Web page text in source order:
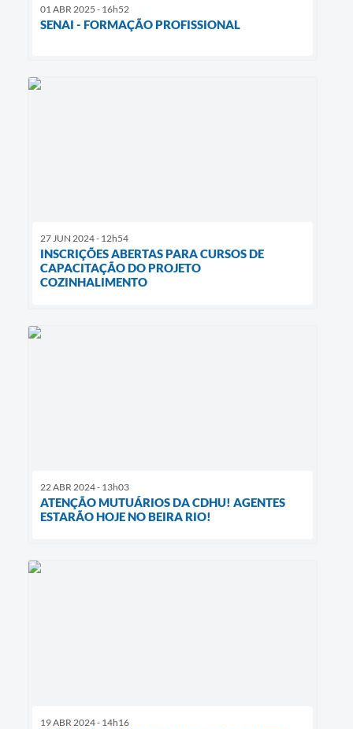
01 ABR 2025 - 16h52
SENAI - FORMAÇÃO PROFISSIONAL
27 JUN 2024 - 12h54
INSCRIÇÕES ABERTAS PARA CURSOS DE
CAPACITAÇÃO DO PROJETO
COZINHALIMENTO
22 ABR 2024 - 13h03
ATENÇÃO MUTUÁRIOS DA CDHU! AGENTES
ESTARÃO HOJE NO BEIRA RIO!
19 ABR 2024 - 14h16